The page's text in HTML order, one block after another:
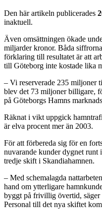
Den här artikeln publicerades
inaktuell.
Även omsättningen ökade
miljarder kronor. Båda
förklaring till resultatet är att
till Göteborg inte kostade lika
– Vi reserverade 235 miljoner
blev det 73 miljoner billigare,
på Göteborgs Hamns
Räknat i vikt uppgick
är elva procent mer än 2003.
För att förbereda sig för en
nuvarande kunder dygnet runt
tredje skift i Skandiahamnen.
– Med schemalagda
hand om ytterligare
byggt på frivillig övertid, säger
Personal till det nya skiftet